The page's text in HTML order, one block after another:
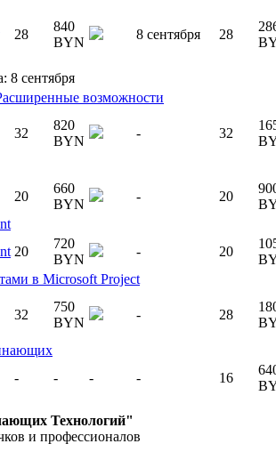
28
840
BYN
8 сентября 28
8 сентября
возможности
32
820
BYN
- 32
20
660
BYN
- 20
20
720
BYN
- 20
в Microsoft Project
32
750
BYN
- 28
- - - - 16
Технологий"
и профессионалов